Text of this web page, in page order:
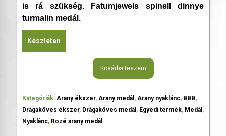
is rá szükség. Fatumjewels spinell dinnye
turmalin medál.
Készleten
Kosárba teszem
Kategóriák: Arany ékszer, Arany medál , Arany nyaklánc, BBB,
Drágaköves ékszer, Drágaköves medál , Egyedi termék, Medál ,
Nyaklánc, Rozé arany medál